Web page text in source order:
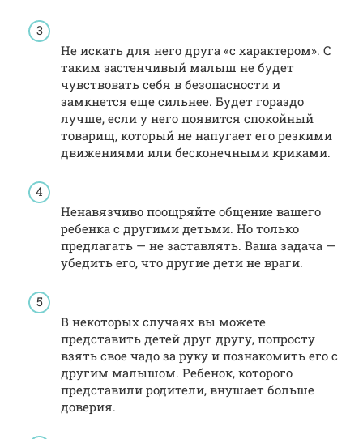
Не искать для него друга «с характером». С
таким застенчивый малыш не будет
чувствовать себя в безопасности и
замкнется еще сильнее. Будет гораздо
лучше, если у него появится спокойный
товарищ, который не напугает его резкими
движениями или бесконечными криками.
Ненавязчиво поощряйте общение вашего
ребенка с другими детьми. Но только
предлагать — не заставлять. Ваша задача —
убедить его, что другие дети не враги.
В некоторых случаях вы можете
представить детей друг другу, попросту
взять свое чадо за руку и познакомить его с
другим малышом. Ребенок, которого
представили родители, внушает больше
доверия.